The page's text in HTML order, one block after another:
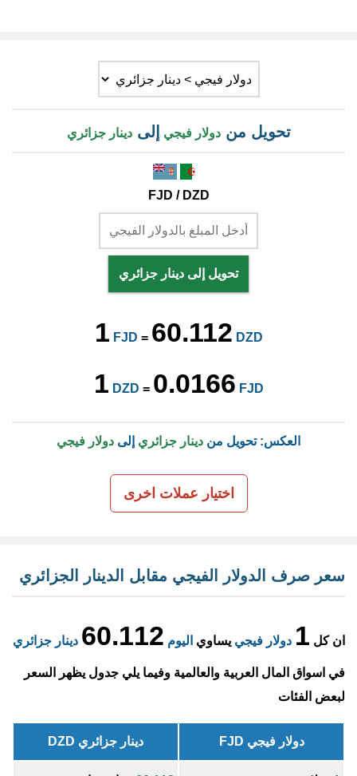
تحويل مندولار فيجي إلىدينار جزائري
FJD / DZD
تحويل إلى دينار جزائري
1 FJD = 60.112 DZD
1 DZD = 0.0166 FJD
العكس: تحويل من دينار جزائري إلى دولار فيجي
اختيار عملات اخرى
سعر صرف الدولار الفيجي مقابل الدينار الجزائري
ان كل 1 دولار فيجي يساوي اليوم 60.112 دينار جزائري
في اسواق المال العربية والعالمية وفيما يلي جدول يظهر السعر
لبعض الفئات
دولار فيجي FJD دينار جزائري DZD